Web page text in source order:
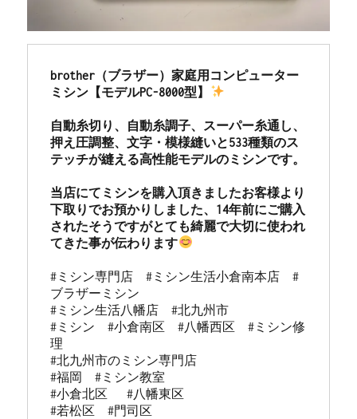
brother（ブラザー）家庭用コンピューター
ミシン【モデルPC-8000型】
自動糸切り、自動糸調子、スーパー糸通し、
押え圧調整、文字・模様縫いと533種類のス
テッチが縫える高性能モデルのミシンです。
当店にてミシンを購入頂きましたお客様より
下取りでお預かりしました、14年前にご購入
されたそうですがとても綺麗で大切に使われ
てきた事が伝わります
#ミシン専門店  #ミシン生活小倉南本店  #
ブラザーミシン
#ミシン生活八幡店  #北九州市
#ミシン  #小倉南区  #八幡西区  #ミシン修
理
#北九州市のミシン専門店
#福岡  #ミシン教室
#小倉北区   #八幡東区
#若松区  #門司区